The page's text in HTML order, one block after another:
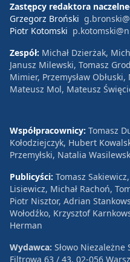
Zastępcy redaktora
Grzegorz Broński
Piotr Kotomski
Zespół: Michał Dzierżak,
Janusz Milewski, Tomasz
Mimier, Przemysław
Mateusz Mol, Mateusz
Współpracownicy: Tomasz
Kołodziejczyk, Hubert
Przemyłski, Natalia
Publicyści: Tomasz
Lisiewicz, Michał Rachoń,
Piotr Nisztor, Adrian
Wołodźko, Krzysztof
Herman
Wydawca: Słowo Niezależne
Filtrowa 63 / 43, 02-056